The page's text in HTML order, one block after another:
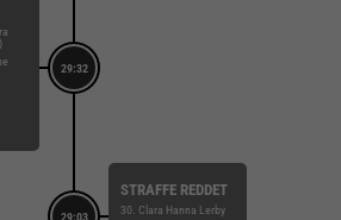
29:32
29:03
STRAFFE REDDET
30. Clara Hanna Lerby